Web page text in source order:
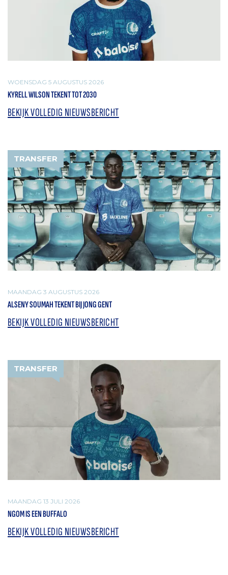
WOENSDAG 5 AUGUSTUS 2026
KYRELL WILSON TEKENT TOT 2030
BEKIJK VOLLEDIG NIEUWSBERICHT
TRANSFER
MAANDAG 3 AUGUSTUS 2026
ALSENY SOUMAH TEKENT BIJ JONG GENT
BEKIJK VOLLEDIG NIEUWSBERICHT
TRANSFER
MAANDAG 13 JULI 2026
NGOM IS EEN BUFFALO
BEKIJK VOLLEDIG NIEUWSBERICHT